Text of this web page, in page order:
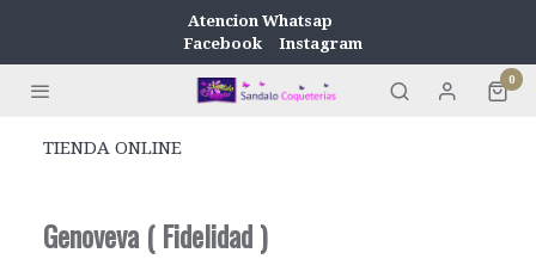
Atencion Whatsap
Facebook
Instagram
0
TIENDA ONLINE
Genoveva ( Fidelidad )